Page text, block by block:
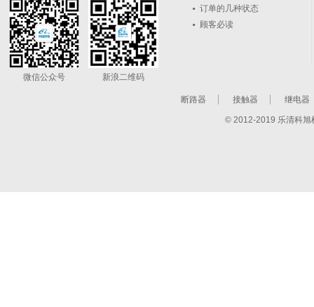
微信公众号 新浪二维码
订单的几种状态
顾客必读
断路器 接触器 继电器
© 2012-2019 乐清科旭